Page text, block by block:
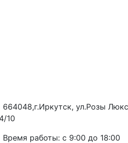
664048,г.Иркутск, ул.Розы
10
Время работы: с 9:00 до 18:00